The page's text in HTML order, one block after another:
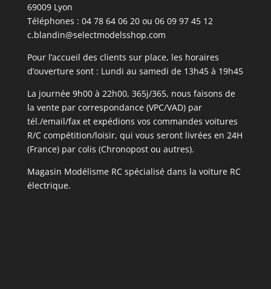
69009 Lyon
Téléphones : 04 78 64 06 20 ou 06 09 97 45 12
c.blandin@selectmodelsshop.com
Pour l’accueil des clients sur place, les horaires
d’ouverture sont : Lundi au samedi de 13h45 à 19h45
La journée 9h00 à 22h00, 365j/365, nous faisons de
la vente par correspondance (VPC/VAD) par
tél./email/fax et expédions vos commandes voitures
R/C compétition/loisir, qui vous seront livrées en 24H
(France) par colis (Chronopost ou autres).
Magasin Modélisme RC spécialisé dans la voiture RC
électrique.